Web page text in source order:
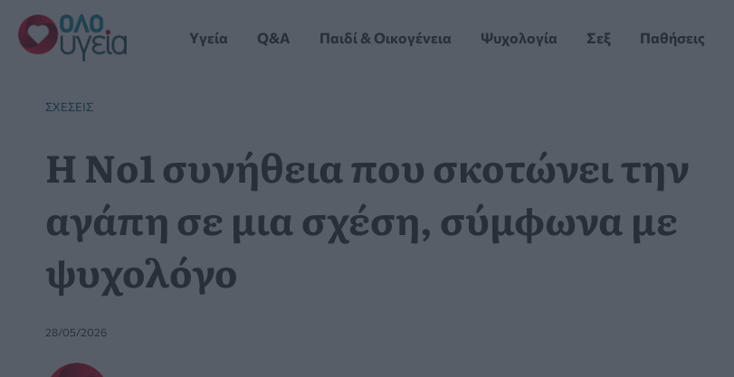
Μετάβαση
στο
περιεχόμενο
Yγεία Q&A Παιδί & Οικογένεια Ψυχολογία Σεξ Παθήσεις
ΣΧΈΣΕΙΣ
Η Νο1 συνήθεια που σκοτώνει την
αγάπη σε μια σχέση, σύμφωνα με
ψυχολόγο
28/05/2026